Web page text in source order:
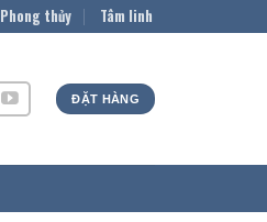
Phong thủy Tâm linh
ĐẶT HÀNG